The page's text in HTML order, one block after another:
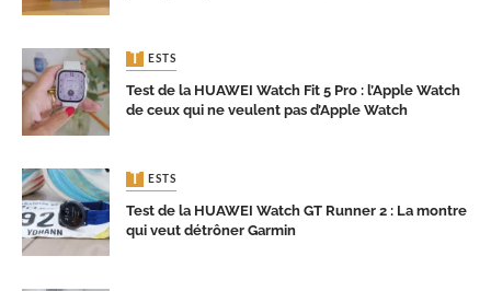
TESTS
Test de la HUAWEI Watch Fit 5 Pro : l’Apple Watch
de ceux qui ne veulent pas d’Apple Watch
TESTS
Test de la HUAWEI Watch GT Runner 2 : La montre
qui veut détrôner Garmin